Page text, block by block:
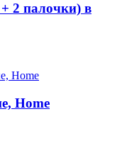
2 палочки) в
Home